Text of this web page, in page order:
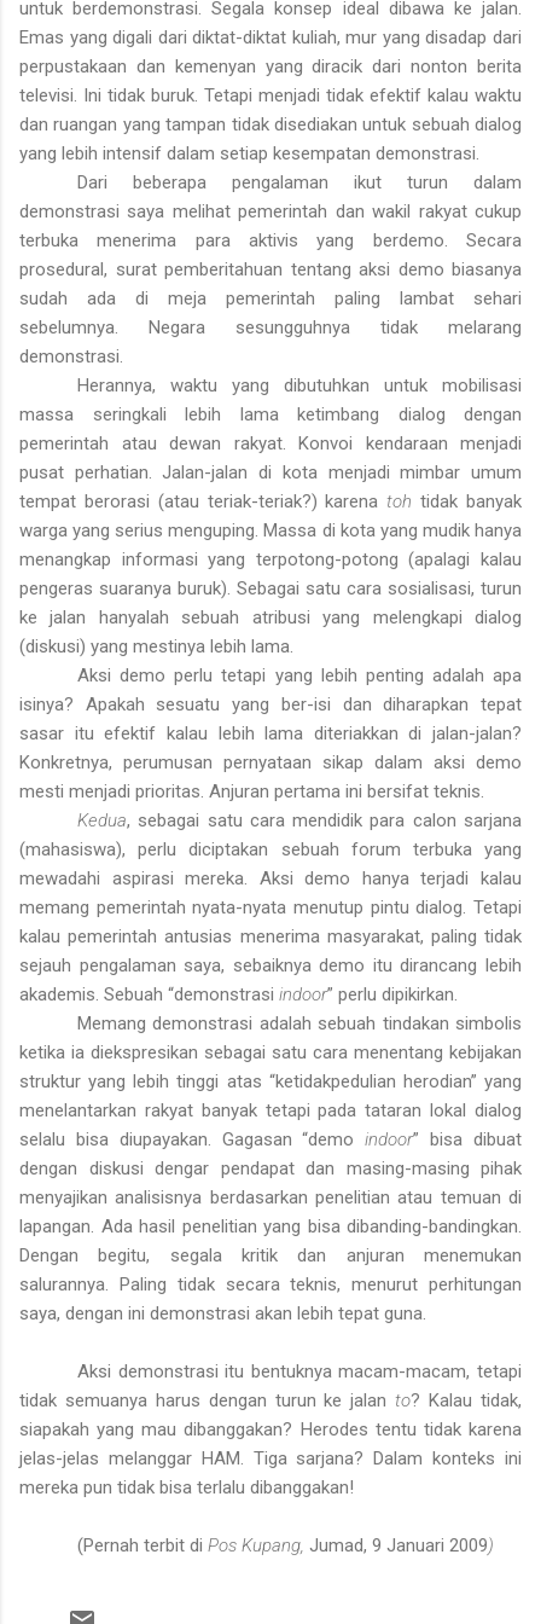
untuk berdemonstrasi. Segala konsep ideal dibawa ke jalan.
Emas yang digali dari diktat-diktat kuliah, mur yang disadap dari
perpustakaan dan kemenyan yang diracik dari nonton berita
televisi. Ini tidak buruk. Tetapi menjadi tidak efektif kalau waktu
dan ruangan yang tampan tidak disediakan untuk sebuah dialog
yang lebih intensif dalam setiap kesempatan demonstrasi.
Dari beberapa pengalaman ikut turun dalam
demonstrasi saya melihat pemerintah dan wakil rakyat cukup
terbuka menerima para aktivis yang berdemo. Secara
prosedural, surat pemberitahuan tentang aksi demo biasanya
sudah ada di meja pemerintah paling lambat sehari
sebelumnya. Negara sesungguhnya tidak melarang
demonstrasi.
Herannya, waktu yang dibutuhkan untuk mobilisasi
massa seringkali lebih lama ketimbang dialog dengan
pemerintah atau dewan rakyat. Konvoi kendaraan menjadi
pusat perhatian. Jalan-jalan di kota menjadi mimbar umum
tempat berorasi (atau teriak-teriak?) karenatoh tidak banyak
warga yang serius menguping. Massa di kota yang mudik hanya
menangkap informasi yang terpotong-potong (apalagi kalau
pengeras suaranya buruk). Sebagai satu cara sosialisasi, turun
ke jalan hanyalah sebuah atribusi yang melengkapi dialog
(diskusi) yang mestinya lebih lama.
Aksi demo perlu tetapi yang lebih penting adalah apa
isinya? Apakah sesuatu yang ber-isi dan diharapkan tepat
sasar itu efektif kalau lebih lama diteriakkan di jalan-jalan?
Konkretnya, perumusan pernyataan sikap dalam aksi demo
mesti menjadi prioritas. Anjuran pertama ini bersifat teknis.
Kedua, sebagai satu cara mendidik para calon sarjana
(mahasiswa), perlu diciptakan sebuah forum terbuka yang
mewadahi aspirasi mereka. Aksi demo hanya terjadi kalau
memang pemerintah nyata-nyata menutup pintu dialog. Tetapi
kalau pemerintah antusias menerima masyarakat, paling tidak
sejauh pengalaman saya, sebaiknya demo itu dirancang lebih
akademis. Sebuah “demonstrasi indoor” perlu dipikirkan.
Memang demonstrasi adalah sebuah tindakan simbolis
ketika ia diekspresikan sebagai satu cara menentang kebijakan
struktur yang lebih tinggi atas “ketidakpedulian herodian” yang
menelantarkan rakyat banyak tetapi pada tataran lokal dialog
selalu bisa diupayakan. Gagasan “demoindoor” bisa dibuat
dengan diskusi dengar pendapat dan masing-masing pihak
menyajikan analisisnya berdasarkan penelitian atau temuan di
lapangan. Ada hasil penelitian yang bisa dibanding-bandingkan.
Dengan begitu, segala kritik dan anjuran menemukan
salurannya. Paling tidak secara teknis, menurut perhitungan
saya, dengan ini demonstrasi akan lebih tepat guna.
Aksi demonstrasi itu bentuknya macam-macam, tetapi
tidak semuanya harus dengan turun ke jalanto? Kalau tidak,
siapakah yang mau dibanggakan? Herodes tentu tidak karena
jelas-jelas melanggar HAM. Tiga sarjana? Dalam konteks ini
mereka pun tidak bisa terlalu dibanggakan!
(Pernah terbit di Pos Kupang, Jumad, 9 Januari 2009)